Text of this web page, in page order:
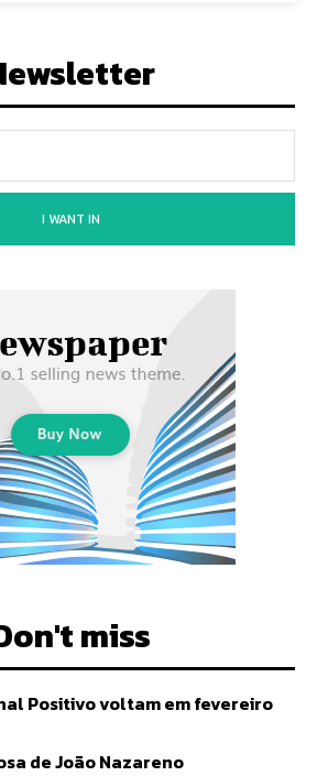
I WANT IN
miss
Positivo voltam em fevereiro
de João Nazareno